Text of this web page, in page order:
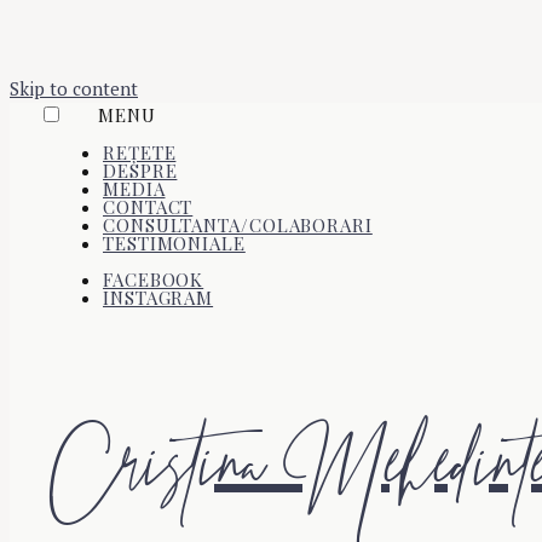
Skip to content
MENU
REȚETE
DESPRE
MEDIA
CONTACT
CONSULTANTA/COLABORARI
TESTIMONIALE
FACEBOOK
INSTAGRAM
Cristina